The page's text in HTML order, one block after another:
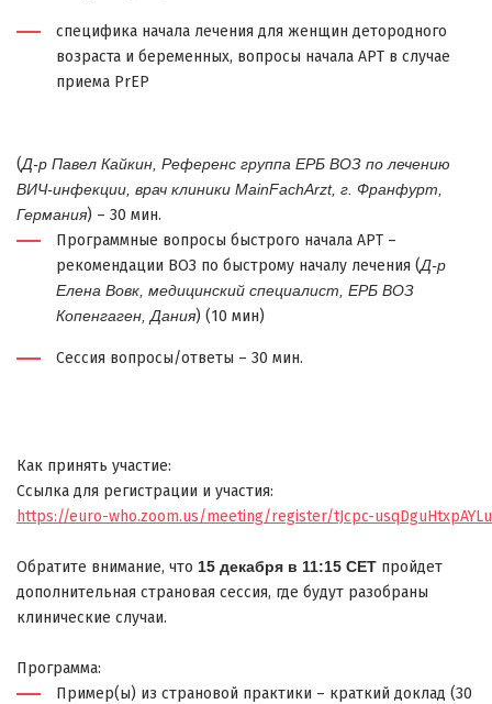
специфика начала лечения для женщин детородного
возраста и беременных, вопросы начала АРТ в случае
приема PrEP
(Д-р Павел Кайкин, Референс группа ЕРБ ВОЗ по лечению
ВИЧ-инфекции, врач клиники MainFachArzt, г. Франфурт,
Германия) – 30 мин.
Программные вопросы быстрого начала АРТ –
рекомендации ВОЗ по быстрому началу лечения (Д-р
Елена Вовк, медицинский специалист, ЕРБ ВОЗ
Копенгаген, Дания) (10 мин)
Сессия вопросы/ответы – 30 мин.
Как принять участие:
Ссылка для регистрации и участия:
https://euro-who.zoom.us/meeting/register/tJcpc-
Обратите внимание, что 15 декабря в 11:15 CET пройдет
дополнительная страновая сессия, где будут разобраны
клинические случаи.
Программа:
Пример(ы) из страновой практики – краткий доклад (30